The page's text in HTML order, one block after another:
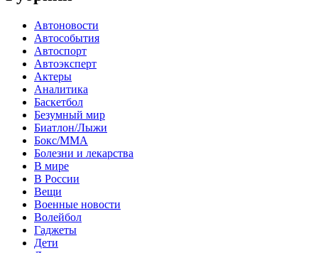
Автоновости
Автособытия
Автоспорт
Автоэксперт
Актеры
Аналитика
Баскетбол
Безумный мир
Биатлон/Лыжи
Бокс/MMA
Болезни и лекарства
В мире
В России
Вещи
Военные новости
Волейбол
Гаджеты
Дети